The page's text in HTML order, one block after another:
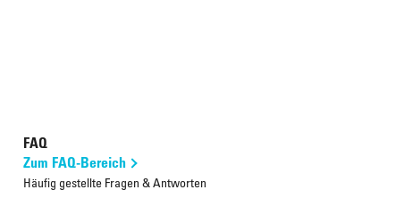
FAQ
Zum FAQ-Bereich
Häufig gestellte Fragen & Antworten